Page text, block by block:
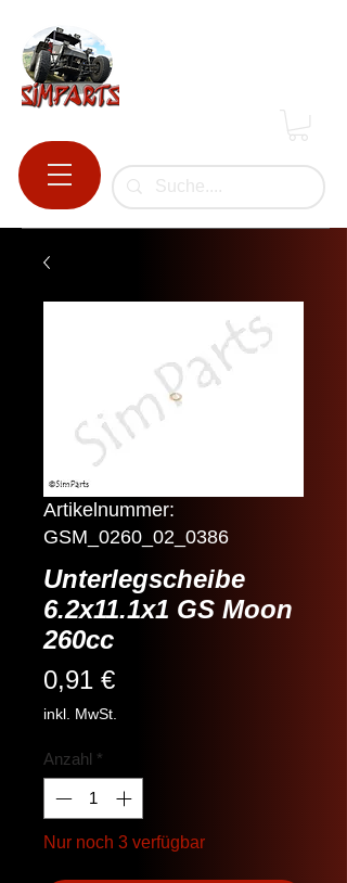
Artikelnummer:
GSM_0260_02_0386
Unterlegscheibe
6.2x11.1x1 GS Moon
260cc
0,91 €Preis
inkl. MwSt.
Anzahl *
Nur noch 3 verfügbar